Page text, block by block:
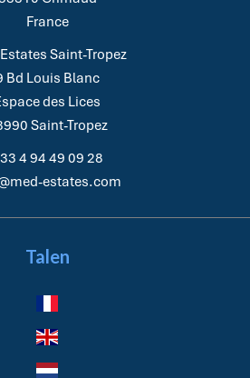
France
Saint-Tropez
Bd Louis Blanc
des Lices
Saint-Tropez
4 94 49 09 28
estates.com
Talen